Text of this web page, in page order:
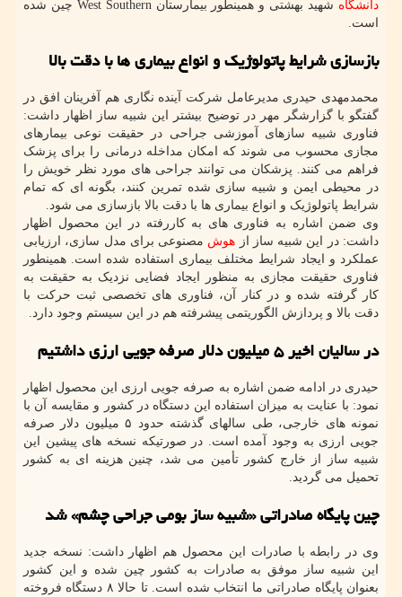
دانشگاه
شهید بهشتی و همینطور بیمارستان West Southern چین شده
است.
بازسازی شرایط پاتولوژیک و انواع بیماری ها با دقت بالا
محمدمهدی حیدری مدیرعامل شرکت آینده نگاری هم آفرینان افق در
گفتگو با گزارشگر مهر در توضیح بیشتر این شبیه ساز اظهار داشت:
فناوری شبیه سازهای آموزشی جراحی در حقیقت نوعی بیمارهای
مجازی محسوب می شوند که امکان مداخله درمانی را برای پزشک
فراهم می کنند. پزشکان می توانند جراحی های مورد نظر خویش را
در محیطی ایمن و شبیه سازی شده تمرین کنند، بگونه ای که تمام
شرایط پاتولوژیک و انواع بیماری ها با دقت بالا بازسازی می شود.
وی ضمن اشاره به فناوری های به کاررفته در این محصول اظهار
داشت: در این شبیه ساز از هوش مصنوعی برای مدل سازی، ارزیابی
عملکرد و ایجاد شرایط مختلف بیماری استفاده شده است. همینطور
فناوری حقیقت مجازی به منظور ایجاد فضایی نزدیک به حقیقت به
کار گرفته شده و در کنار آن، فناوری های تخصصی ثبت حرکت با
دقت بالا و پردازش الگوریتمی پیشرفته هم در این سیستم وجود دارد.
در سالیان اخیر ۵ میلیون دلار صرفه جویی ارزی داشتیم
حیدری در ادامه ضمن اشاره به صرفه جویی ارزی این محصول اظهار
نمود: با عنایت به میزان استفاده این دستگاه در کشور و مقایسه آن با
نمونه های خارجی، طی سالهای گذشته حدود ۵ میلیون دلار صرفه
جویی ارزی به وجود آمده است. در صورتیکه نسخه های پیشین این
شبیه ساز از خارج کشور تأمین می شد، چنین هزینه ای به کشور
تحمیل می گردید.
چین پایگاه صادراتی «شبیه ساز بومی جراحی چشم» شد
وی در رابطه با صادرات این محصول هم اظهار داشت: نسخه جدید
این شبیه ساز موفق به صادرات به کشور چین شده و این کشور
بعنوان پایگاه صادراتی ما انتخاب شده است. تا حالا ۸ دستگاه فروخته